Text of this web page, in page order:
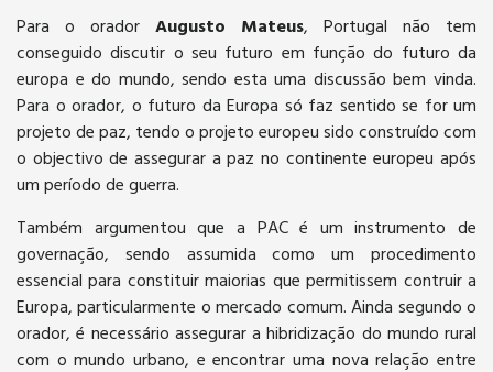
Para o orador Augusto Mateus, Portugal não tem
conseguido discutir o seu futuro em função do futuro da
europa e do mundo, sendo esta uma discussão bem vinda.
Para o orador, o futuro da Europa só faz sentido se for um
projeto de paz, tendo o projeto europeu sido construído com
o objectivo de assegurar a paz no continente europeu após
um período de guerra.
Também argumentou que a PAC é um instrumento de
governação, sendo assumida como um procedimento
essencial para constituir maiorias que permitissem contruir a
Europa, particularmente o mercado comum. Ainda segundo o
orador, é necessário assegurar a hibridização do mundo rural
com o mundo urbano, e encontrar uma nova relação entre